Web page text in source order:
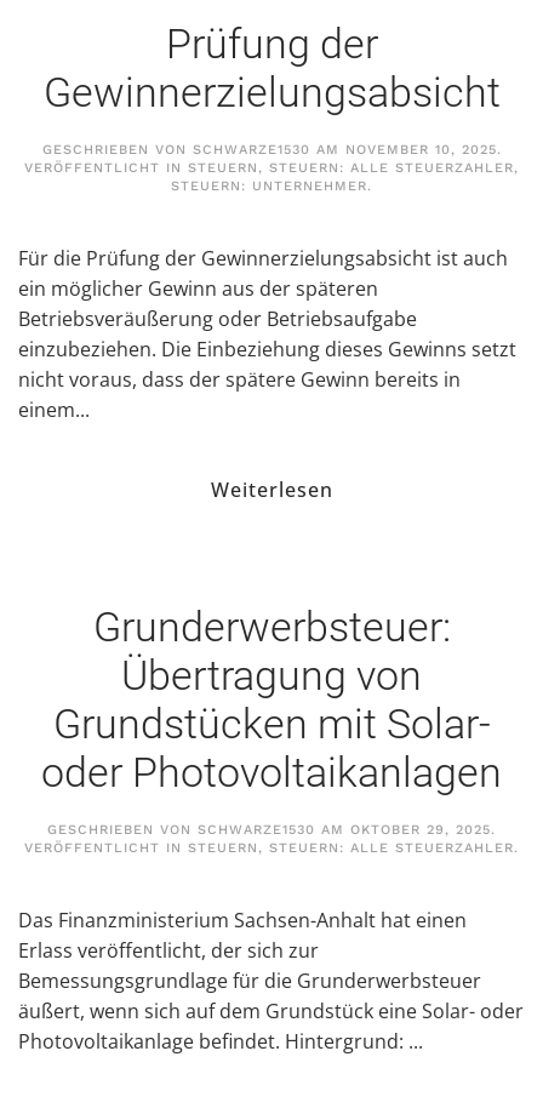
Prüfung der
Gewinnerzielungsabsicht
GESCHRIEBEN VON SCHWARZE1530 AM NOVEMBER 10, 2025.
VERÖFFENTLICHT IN STEUERN, STEUERN: ALLE STEUERZAHLER,
STEUERN: UNTERNEHMER.
Für die Prüfung der Gewinnerzielungsabsicht ist auch
ein möglicher Gewinn aus der späteren
Betriebsveräußerung oder Betriebsaufgabe
einzubeziehen. Die Einbeziehung dieses Gewinns setzt
nicht voraus, dass der spätere Gewinn bereits in
einem...
Weiterlesen
Grunderwerbsteuer:
Übertragung von
Grundstücken mit Solar-
oder Photovoltaikanlagen
GESCHRIEBEN VON SCHWARZE1530 AM OKTOBER 29, 2025.
VERÖFFENTLICHT IN STEUERN, STEUERN: ALLE STEUERZAHLER.
Das Finanzministerium Sachsen-Anhalt hat einen
Erlass veröffentlicht, der sich zur
Bemessungsgrundlage für die Grunderwerbsteuer
äußert, wenn sich auf dem Grundstück eine Solar- oder
Photovoltaikanlage befindet. Hintergrund: ...